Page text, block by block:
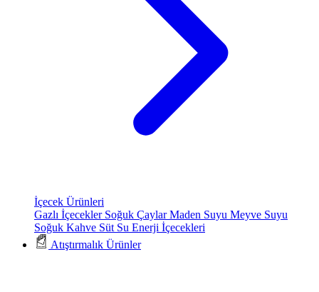
İçecek Ürünleri
Gazlı İçecekler Soğuk ÇaylarMaden Suyu Meyve Suyu
Soğuk Kahve Süt Su Enerji İçecekleri
Atıştırmalık Ürünler